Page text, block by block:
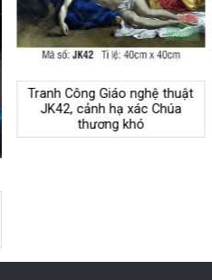
Tranh Công Giáo nghệ thuật
JK42, cảnh hạ xác Chúa
thương khó